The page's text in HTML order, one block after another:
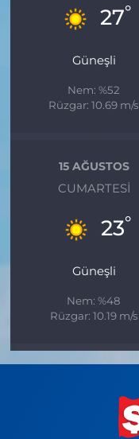
27°
Güneşli
Nem: %52
Rüzgar: 10.69 m/s
15 AĞUSTOS
CUMARTESI
23°
Güneşli
Nem: %48
Rüzgar: 10.19 m/s